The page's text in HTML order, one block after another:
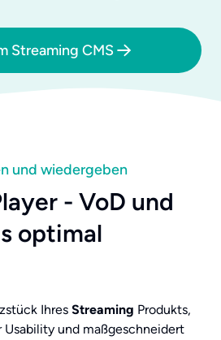
Streaming CMS
und wiedergeben
- VoD und
optimal
Ihres Streaming Produkts,
und maßgeschneidert